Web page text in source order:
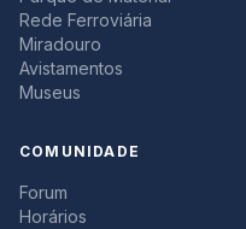
Rede Ferroviária
Miradouro
Avistamentos
Museus
COMUNIDADE
Forum
Horários